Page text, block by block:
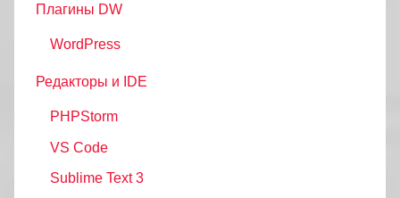
Плагины DW
WordPress
Редакторы и IDE
PHPStorm
VS Code
Sublime Text 3